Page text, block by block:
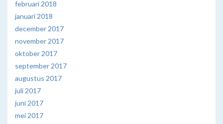
februari 2018
januari 2018
december 2017
november 2017
oktober 2017
september 2017
augustus 2017
juli 2017
juni 2017
mei 2017